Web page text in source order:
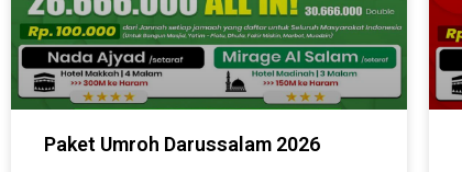
Paket Umroh Darussalam 2026